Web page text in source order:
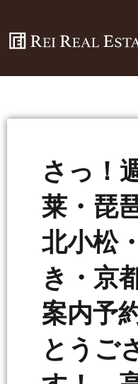
さっ！
莱・琵
北小松
き・京
案内予
とうご